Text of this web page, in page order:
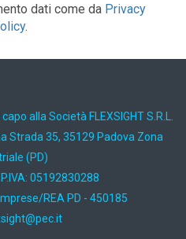
dati come da Privacy
.
alla Società FLEXSIGHT S.R.L.
Strada 35, 35129 Padova Zona
(PD)
05192830288
REA PD - 450185